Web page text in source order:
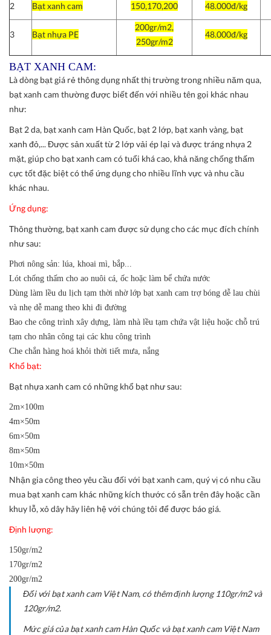
2 Bạt xanh cam 150,170,200 48.000đ/kg
3 Bạt nhựa PE
200gr/m2,
250gr/m2
48.000đ/kg
BẠT XANH CAM:
Là dòng bạt giá rẻ thông dụng nhất thị trường trong nhiều năm qua,
bạt xanh cam thường được biết đến với nhiều tên gọi khác nhau
như:
Bạt 2 da, bạt xanh cam Hàn Quốc, bạt 2 lớp, bạt xanh vàng, bạt
xanh đỏ,... Được sản xuất từ 2 lớp vải ép lại và được tráng nhựa 2
mặt, giúp cho bạt xanh cam có tuổi khá cao, khả năng chống thấm
cực tốt đặc biệt có thể ứng dụng cho nhiều lĩnh vực và nhu cầu
khác nhau.
Ứng dụng:
Thông thường, bạt xanh cam được sử dụng cho các mục đích chính
như sau:
Phơi nông sản: lúa, khoai mì, bắp...
Lót chống thấm cho ao nuôi cá, ốc hoặc làm bể chứa nước
Dùng làm lều du lịch tạm thời nhờ lớp bạt xanh cam trợ bóng dễ lau chùi
và nhẹ dễ mang theo khi đi đường
Bao che công trình xây dựng, làm nhà lều tạm chứa vật liệu hoặc chỗ trú
tạm cho nhân công tại các khu công trình
Che chắn hàng hoá khỏi thời tiết mưa, nắng
Khổ bạt:
Bạt nhựa xanh cam có những khổ bạt như sau:
2m×100m
4m×50m
6m×50m
8m×50m
10m×50m
Nhận gia công theo yêu cầu đối với bạt xanh cam, quý vị có nhu cầu
mua bạt xanh cam khác những kích thước có sẵn trên đây hoặc cần
khuy lỗ, xỏ dây hãy liên hệ với chúng tôi để được báo giá.
Định lượng:
150gr/m2
170gr/m2
200gr/m2
Đối với bạt xanh cam Việt Nam, có thêm định lượng 110gr/m2 và
120gr/m2.
Mức giá của bạt xanh cam Hàn Quốc và bạt xanh cam Việt Nam